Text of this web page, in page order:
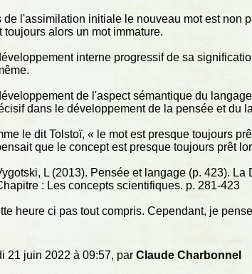
de l'assimilation initiale le nouveau mot est non
toujours alors un mot immature.
interne progressif de sa
de l'aspect sémantique du
dans le développement de la pensée et du
le dit Tolstoï, « le mot est presque toujours
que le concept est presque toujours prêt
L (2013). Pensée et langage (p. 423). La
: Les concepts scientifiques. p. 281-423
heure ci pas tout compris. Cependant, je
21 juin 2022 à 09:57, par Claude Charbonnel